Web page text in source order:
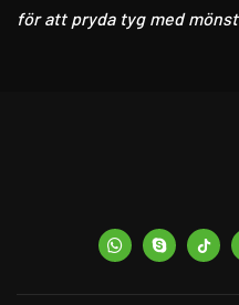
för att pryda tyg med